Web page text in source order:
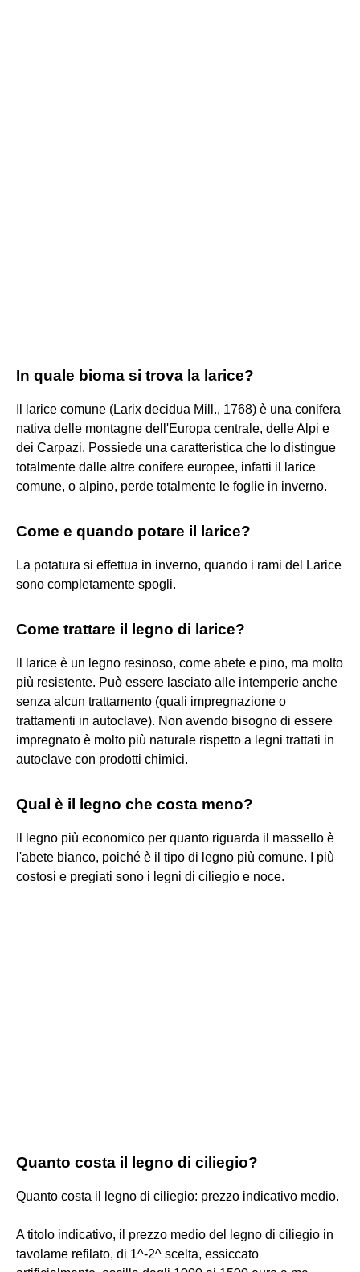
In quale bioma si trova la larice?
Il larice comune (Larix decidua Mill., 1768) è una conifera
nativa delle montagne dell'Europa centrale, delle Alpi e
dei Carpazi. Possiede una caratteristica che lo distingue
totalmente dalle altre conifere europee, infatti il larice
comune, o alpino, perde totalmente le foglie in inverno.
Come e quando potare il larice?
La potatura si effettua in inverno, quando i rami del Larice
sono completamente spogli.
Come trattare il legno di larice?
Il larice è un legno resinoso, come abete e pino, ma molto
più resistente. Può essere lasciato alle intemperie anche
senza alcun trattamento (quali impregnazione o
trattamenti in autoclave). Non avendo bisogno di essere
impregnato è molto più naturale rispetto a legni trattati in
autoclave con prodotti chimici.
Qual è il legno che costa meno?
Il legno più economico per quanto riguarda il massello è
l'abete bianco, poiché è il tipo di legno più comune. I più
costosi e pregiati sono i legni di ciliegio e noce.
Quanto costa il legno di ciliegio?
Quanto costa il legno di ciliegio: prezzo indicativo medio.
A titolo indicativo, il prezzo medio del legno di ciliegio in
tavolame refilato, di 1^-2^ scelta, essiccato